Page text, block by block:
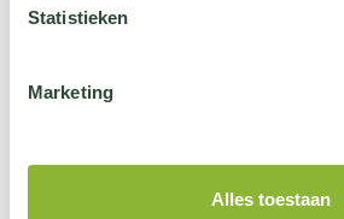
Statistieken
Marketing
Alles toestaan